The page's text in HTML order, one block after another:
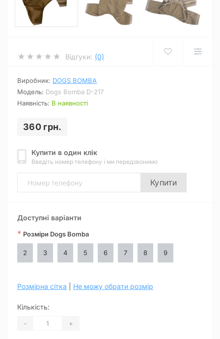
Відгуки: (0)
Виробник: DOGS BOMBA
Модель: Dogs Bomba D-217
Наявність: В наявності
360 грн.
Купити в один клік
Введіть номер телефону і ми передзвонимо
Купити
Доступні варіанти
* Розміри Dogs Bomba
2 3 4 5 6 7 8 9
Розмірна сітка Не можу обрати розмір
Кількість:
- +